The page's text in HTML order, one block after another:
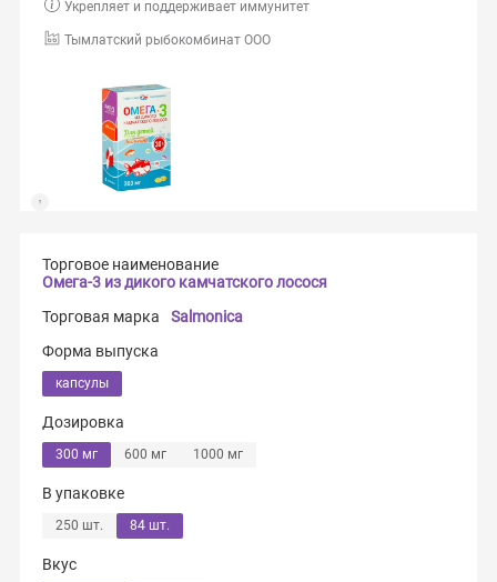
Тымлатский рыбокомбинат ООО
Укрепляет и поддерживает иммунитет
Торговое наименование
Омега-3 из дикого камчатского лосося
Торговая марка
Salmonica
Форма выпуска
капсулы
Дозировка
300 мг 600 мг 1000 мг
В упаковке
250 шт. 84 шт.
Вкус